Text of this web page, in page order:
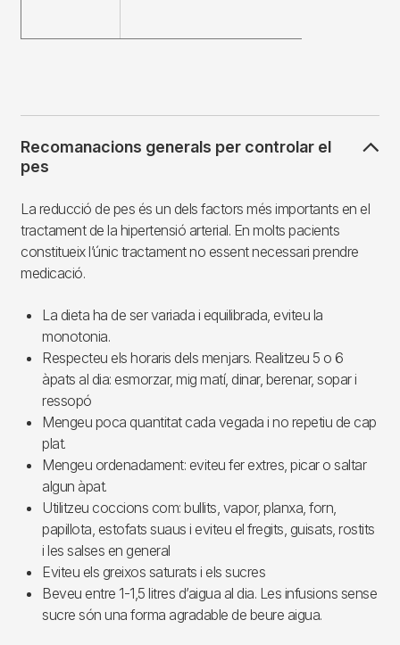
Recomanacions generals per controlar el
pes
La reducció de pes és un dels factors més importants en el
tractament de la hipertensió arterial. En molts pacients
constitueix l’únic tractament no essent necessari prendre
medicació.
La dieta ha de ser variada i equilibrada, eviteu la
monotonia.
Respecteu els horaris dels menjars. Realitzeu 5 o 6
àpats al dia: esmorzar, mig matí, dinar, berenar, sopar i
ressopó
Mengeu poca quantitat cada vegada i no repetiu de cap
plat.
Mengeu ordenadament: eviteu fer extres, picar o saltar
algun àpat.
Utilitzeu coccions com: bullits, vapor, planxa, forn,
papillota, estofats suaus i eviteu el fregits, guisats, rostits
i les salses en general
Eviteu els greixos saturats i els sucres
Beveu entre 1-1,5 litres d’aigua al dia. Les infusions sense
sucre són una forma agradable de beure aigua.